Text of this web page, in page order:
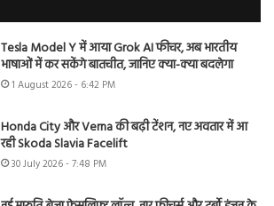
Tesla Model Y में आया Grok AI फीचर, अब भारतीय
भाषाओं में कर सकेंगे बातचीत, जानिए क्या-क्या बदलेगा
1 August 2026 - 6:42 PM
Honda City और Verna की बढ़ी टेंशन, नए अवतार में आ
रही Skoda Slavia Facelift
30 July 2026 - 7:48 PM